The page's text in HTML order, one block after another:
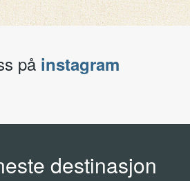
på instagram
destinasjon